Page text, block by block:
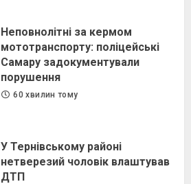
Неповнолітні за кермом
мототранспорту: поліцейські
Самару задокументували
порушення
60 хвилин тому
У Тернівському районі
нетверезий чоловік влаштував
ДТП